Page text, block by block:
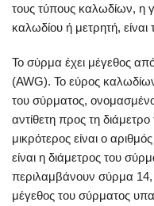
τους τύπους καλωδίων, η
καλωδίου ή μετρητή, είναι
Το σύρμα έχει μέγεθος
(AWG). Το εύρος
του σύρματος,
αντίθετη προς τη
μικρότερος είναι ο
είναι η διάμετρος του
περιλαμβάνουν σύρμα 14,
μέγεθος του σύρματος